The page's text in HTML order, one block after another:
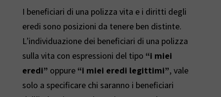
I beneficiari di una polizza vita e i diritti degli
eredi sono posizioni da tenere ben distinte.
L’individuazione dei beneficiari di una polizza
sulla vita con espressioni del tipo “i miei
eredi” oppure “i miei eredi legittimi”, vale
solo a specificare chi saranno i beneficiari